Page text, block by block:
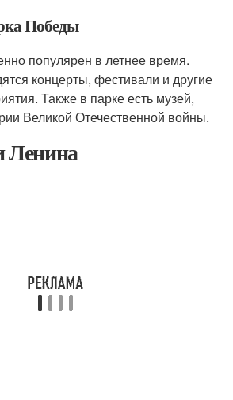
Победы
популярен в летнее время.
концерты, фестивали и другие
Также в парке есть музей,
Великой Отечественной войны.
Ленина